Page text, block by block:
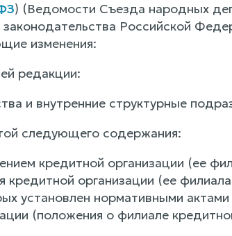
) (Ведомости Съезда народных
Российской
изменения:
редакции:
и внутренние структурные
следующего содержания:
кредитной организации (ее
кредитной организации (ее
установлен нормативными
(положения о филиале